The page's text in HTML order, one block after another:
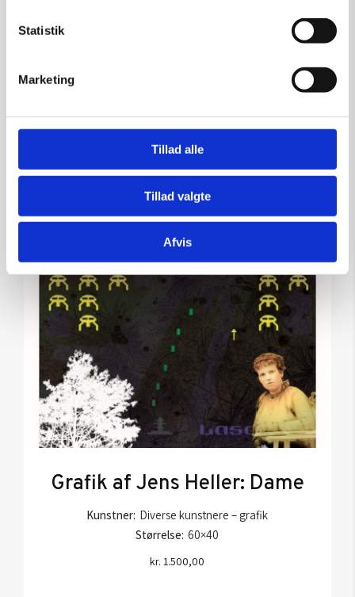
Statistik
Marketing
Tillad alle
Tillad valgte
Afvis
Grafik af Jens Heller: Dame
Kunstner: Diverse kunstnere – grafik
Størrelse: 60×40
kr. 1.500,00